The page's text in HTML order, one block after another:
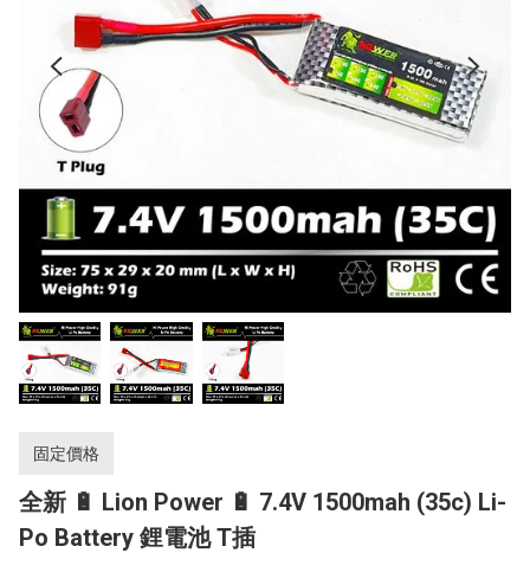
固定價格
全新 🔋 Lion Power 🔋 7.4V 1500mah (35c) Li-
Po Battery 鋰電池 T插